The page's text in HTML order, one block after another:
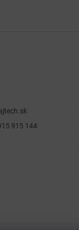
915 144